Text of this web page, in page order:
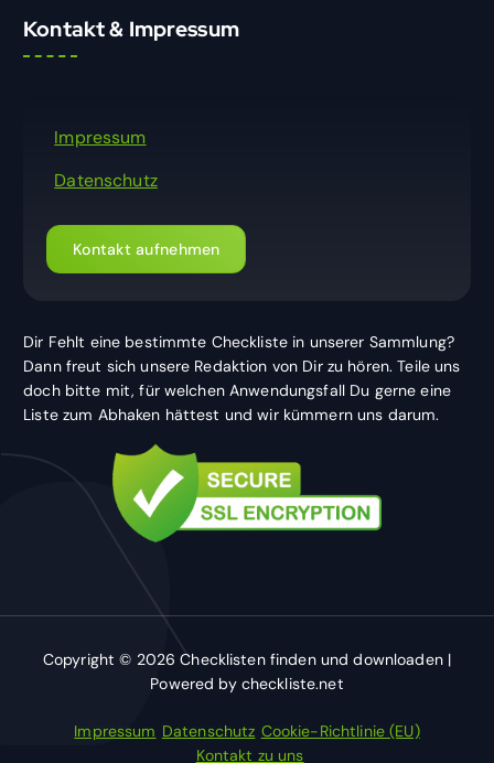
Kontakt & Impressum
Impressum
Datenschutz
Kontakt aufnehmen
Dir Fehlt eine bestimmte Checkliste in unserer Sammlung?
Dann freut sich unsere Redaktion von Dir zu hören. Teile uns
doch bitte mit, für welchen Anwendungsfall Du gerne eine
Liste zum Abhaken hättest und wir kümmern uns darum.
Copyright © 2026 Checklisten finden und downloaden |
Powered by checkliste.net
Impressum Datenschutz Cookie-Richtlinie (EU)
Kontakt zu uns